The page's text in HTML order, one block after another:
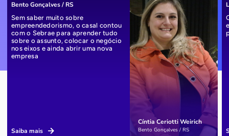
Cíntia Ceriotti Weirich
Bento Gonçalves / RS
Bento Gonçalves / RS
Sem saber muito sobre
empreendedorismo, o casal contou
com o Sebrae para aprender tudo
sobre o assunto, colocar o negócio
nos eixos e ainda abrir uma nova
empresa
Saiba mais